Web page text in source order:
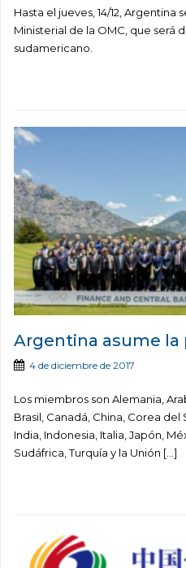
Hasta el jueves, 14/12, Argentina
Ministerial de la OMC, que será
sudamericano.
Argentina asume la
4 de diciembre de 2017
Los miembros son Alemania,
Brasil, Canadá, China, Corea del
India, Indonesia, Italia, Japón,
Sudáfrica, Turquía y la Unión […]